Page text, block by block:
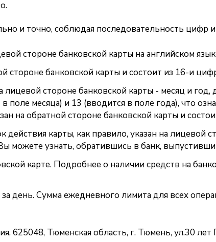
и точно, соблюдая последовательность цифр
стороне банковской карты на английском
стороне банковской карты и состоит из 16-и
лицевой стороне банковской карты - месяц и
месяца) и 13 (вводится в поле года), что
на обратной стороне банковской карты и
действия карты, как правило, указан на лицевой
можете узнать, обратившись в банк,
карте. Подробнее о наличии средств на
день. Сумма ежедневного лимита для всех
625048, Тюменская область, г. Тюмень, ул.30